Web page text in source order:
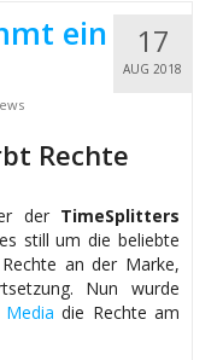
17
AUG 2018
ein
Rechte
der TimeSplitters
still um die beliebte
an der Marke,
Nun wurde
Media die Rechte am